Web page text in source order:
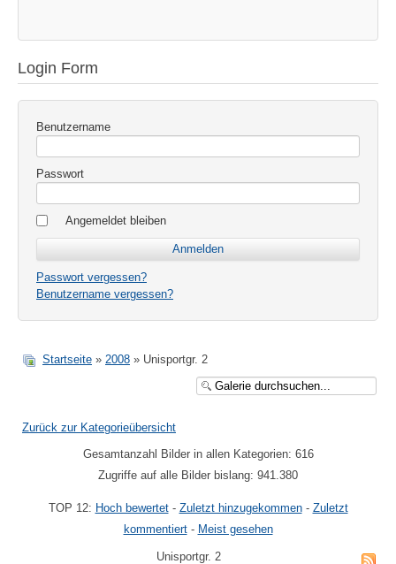
Login Form
Benutzername
Passwort
Angemeldet bleiben
Passwort vergessen?
Benutzername vergessen?
Startseite » 2008 » Unisportgr. 2
Zurück zur Kategorieübersicht
Gesamtanzahl Bilder in allen Kategorien: 616
Zugriffe auf alle Bilder bislang: 941.380
TOP 12: Hoch bewertet- Zuletzt hinzugekommen- Zuletzt
kommentiert- Meist gesehen
Unisportgr. 2